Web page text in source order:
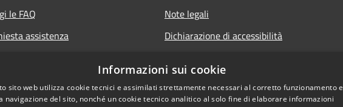
le FAQ
assistenza
Note legali
Dichiarazione di accessibilità
Informazioni sui cookie
sito web utilizza cookie tecnici e assimilati strettamente necessari al corretto funzionamento e
navigazione del sito, nonché un cookie tecnico analitico al solo fine di elaborare informazioni